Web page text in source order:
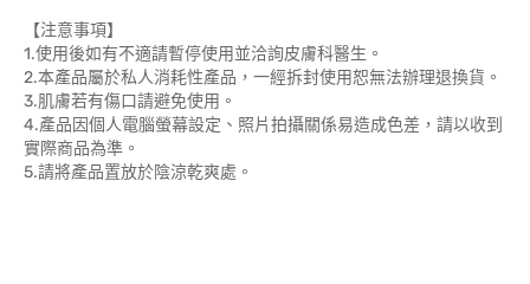
【注意事項】
1.使用後如有不適請暫停使用並洽詢皮膚科醫生。
2.本產品屬於私人消耗性產品，一經拆封使用恕無法辦理退換貨。
3.肌膚若有傷口請避免使用。
4.產品因個人電腦螢幕設定、照片拍攝關係易造成色差，請以收到
實際商品為準。
5.請將產品置放於陰涼乾爽處。